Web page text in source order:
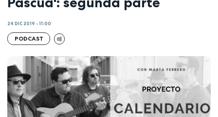
24 DIC 2019 - 11:00
PODCAST